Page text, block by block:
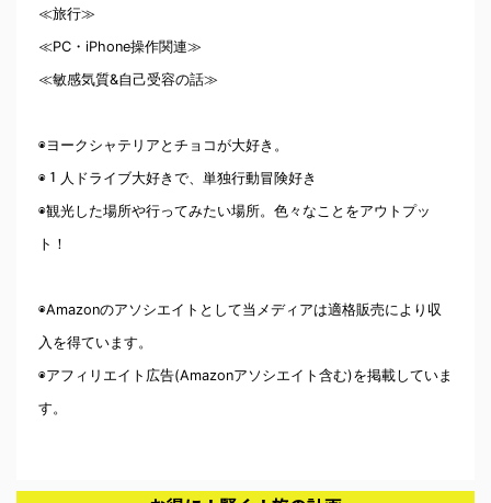
≪旅行≫
≪PC・iPhone操作関連≫
≪敏感気質&自己受容の話≫
◉ヨークシャテリアとチョコが大好き。
◉１人ドライブ大好きで、単独行動冒険好き
◉観光した場所や行ってみたい場所。色々なことをアウトプッ
ト！
◉Amazonのアソシエイトとして当メディアは適格販売により収
入を得ています。
◉アフィリエイト広告(Amazonアソシエイト含む)を掲載していま
す。